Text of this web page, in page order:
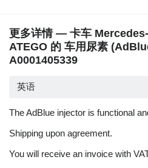
更多详情 — 卡车
ATEGO 的 车用尿素
A0001405339
英语
The AdBlue injector is functional
Shipping upon agreement.
You will receive an invoice with